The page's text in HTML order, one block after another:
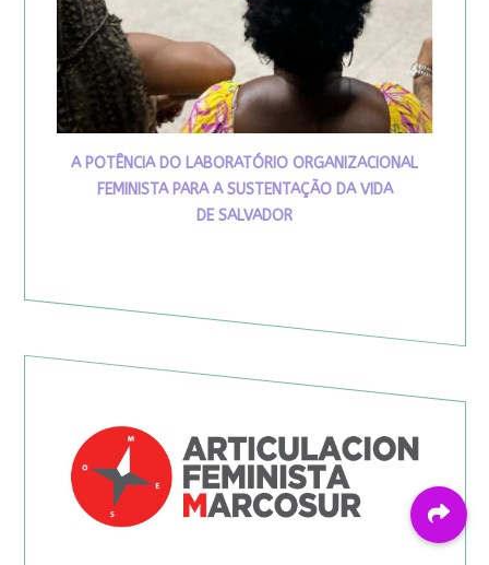
A POTÊNCIA DO LABORATÓRIO ORGANIZACIONAL
FEMINISTA PARA A SUSTENTAÇÃO DA VIDA
DE SALVADOR